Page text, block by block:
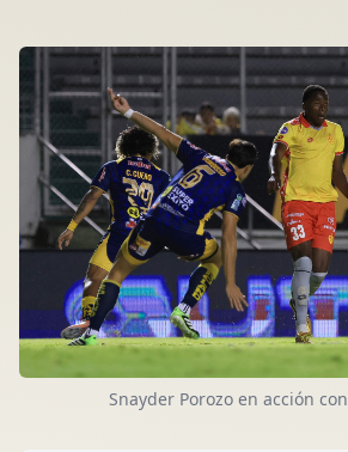
Snayder Porozo en acción